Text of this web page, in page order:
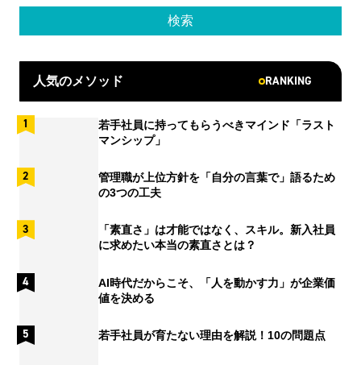
人気のメソッド RANKING
若手社員に持ってもらうべきマインド「ラスト
マンシップ」
管理職が上位方針を「自分の言葉で」語るため
の3つの工夫
「素直さ」は才能ではなく、スキル。新入社員
に求めたい本当の素直さとは？
AI時代だからこそ、「人を動かす力」が企業価
値を決める
若手社員が育たない理由を解説！10の問題点